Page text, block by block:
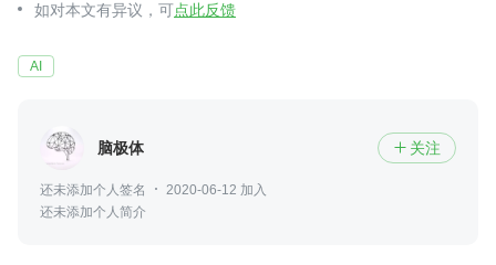
如对本文有异议，可点此反馈
AI
脑极体  关注
还未添加个人签名
2020-06-12 加入
还未添加个人简介